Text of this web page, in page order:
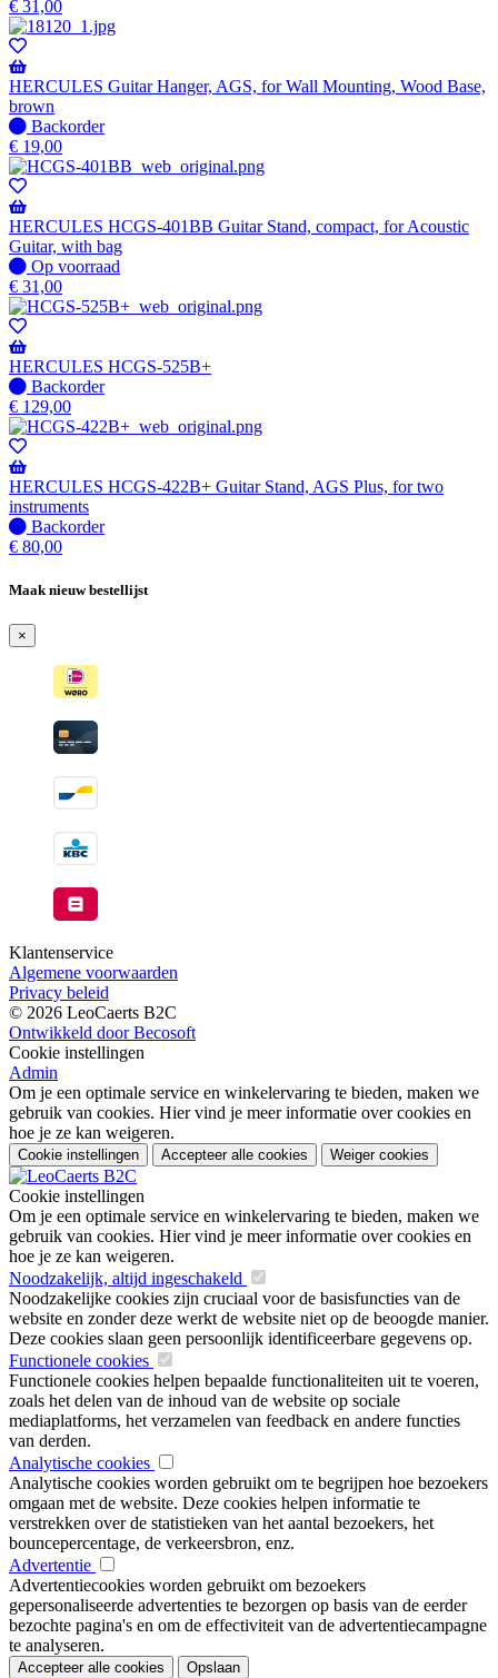
beschikbaar
op
voorraad
-
Wordt
verzonden
wanneer
beschikbaar
€ 31,00
HERCULES Guitar Hanger, AGS, for Wall Mounting, Wood Base,
brown
Niet
op
voorraad
-
Wordt
verzonden
wanneer
beschikbaar
Backorder
€ 19,00
HERCULES HCGS-401BB Guitar Stand, compact, for Acoustic
Guitar, with bag
Op
voorraad
Op voorraad
€ 31,00
HERCULES HCGS-525B+
Niet
op
voorraad
-
Wordt
verzonden
wanneer
beschikbaar
Backorder
€ 129,00
HERCULES HCGS-422B+ Guitar Stand, AGS Plus, for two
instruments
Niet
op
-
verzonden
wanneer
beschikbaar
Backorder
€ 80,00
Maak nieuw bestellijst
×
Klantenservice
Algemene voorwaarden
Privacy beleid
© 2026 LeoCaerts B2C
Ontwikkeld door Becosoft
Cookie instellingen
Admin
Om je een optimale service en winkelervaring te bieden, maken we
gebruik van cookies. Hier vind je meer informatie over cookies en
hoe je ze kan weigeren.
Cookie instellingen Accepteer alle cookies Weiger cookies
Cookie instellingen
Om je een optimale service en winkelervaring te bieden, maken we
gebruik van cookies. Hier vind je meer informatie over cookies en
hoe je ze kan weigeren.
Noodzakelijk, altijd ingeschakeld
Noodzakelijke cookies zijn cruciaal voor de basisfuncties van de
website en zonder deze werkt de website niet op de beoogde manier.
Deze cookies slaan geen persoonlijk identificeerbare gegevens op.
Functionele cookies
Functionele cookies helpen bepaalde functionaliteiten uit te voeren,
zoals het delen van de inhoud van de website op sociale
mediaplatforms, het verzamelen van feedback en andere functies
van derden.
Analytische cookies
Analytische cookies worden gebruikt om te begrijpen hoe bezoekers
omgaan met de website. Deze cookies helpen informatie te
verstrekken over de statistieken van het aantal bezoekers, het
bouncepercentage, de verkeersbron, enz.
Advertentie
Advertentiecookies worden gebruikt om bezoekers
gepersonaliseerde advertenties te bezorgen op basis van de eerder
bezochte pagina's en om de effectiviteit van de advertentiecampagne
te analyseren.
Accepteer alle cookies Opslaan